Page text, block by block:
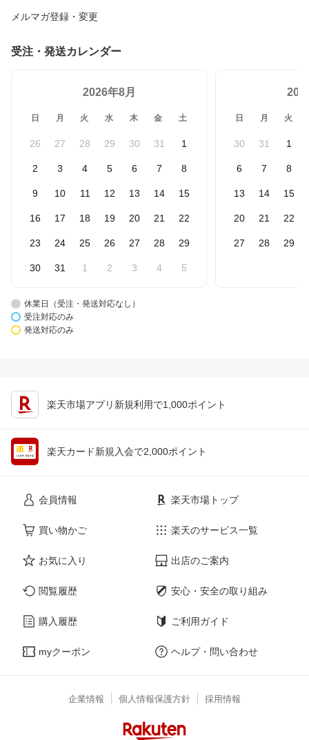
メルマガ登録・変更
受注・発送カレンダー
2026年8月
日 月 火 水 木 金 土
26 27 28 29 30 31 1
2 3 4 5 6 7 8
9 10 11 12 13 14 15
16 17 18 19 20 21 22
23 24 25 26 27 28 29
30 31 1 2 3 4 5
日 月 火
30 31 1
6 7 8
13 14 15
20 21 22
27 28 29
休業日（受注・発送対応なし）
受注対応のみ
発送対応のみ
楽天市場アプリ新規利用で1,000ポイント
楽天カード新規入会で2,000ポイント
会員情報
買い物かご
お気に入り
閲覧履歴
購入履歴
myクーポン
楽天市場トップ
楽天のサービス一覧
出店のご案内
安心・安全の取り組み
ご利用ガイド
ヘルプ・問い合わせ
企業情報 個人情報保護方針 採用情報